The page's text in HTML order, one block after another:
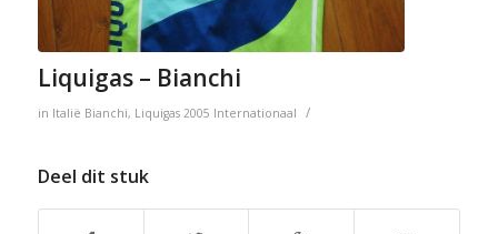
Liquigas – Bianchi
in Italië Bianchi, Liquigas 2005 Internationaal /
Deel dit stuk